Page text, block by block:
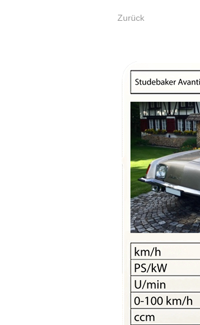
Zurück